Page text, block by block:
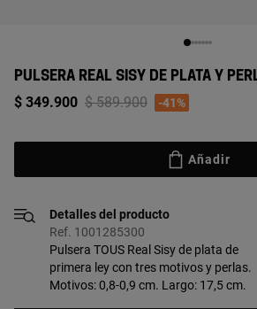
PULSERA REAL SISY DE PLATA Y
$ 349.900 Price reduced from
$ 589.900to-41%
Añadir
Detalles del producto
Ref. 1001285300
Pulsera TOUS Real Sisy de plata de
primera ley con tres motivos y perlas.
Motivos: 0,8-0,9 cm. Largo: 17,5 cm.